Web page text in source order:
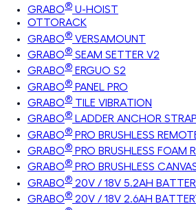
GRABO® U-HOIST
OTTORACK
GRABO® VERSAMOUNT
GRABO® SEAM SETTER V2
GRABO® ERGUO S2
GRABO® PANEL PRO
GRABO® TILE VIBRATION
GRABO® LADDER ANCHOR
GRABO® PRO BRUSHLESS
GRABO® PRO BRUSHLESS FOAM
GRABO® PRO BRUSHLESS
GRABO® 20V / 18V 5.2AH
GRABO® 20V / 18V 2.6AH